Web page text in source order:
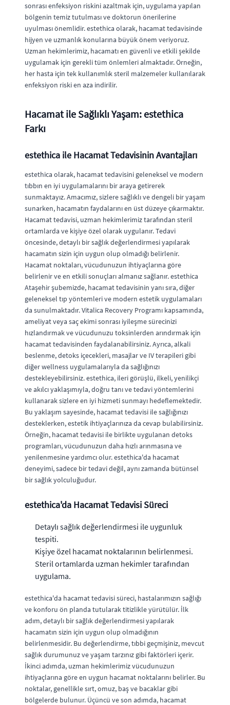
sonrası enfeksiyon riskini azaltmak için, uygulama yapılan
bölgenin temiz tutulması ve doktorun önerilerine
uyulması önemlidir. estethica olarak, hacamat tedavisinde
hijyen ve uzmanlık konularına büyük önem veriyoruz.
Uzman hekimlerimiz, hacamatı en güvenli ve etkili şekilde
uygulamak için gerekli tüm önlemleri almaktadır. Örneğin,
her hasta için tek kullanımlık steril malzemeler kullanılarak
enfeksiyon riski en aza indirilir.
Hacamat ile Sağlıklı Yaşam: estethica
Farkı
estethica ile Hacamat Tedavisinin Avantajları
estethica olarak, hacamat tedavisini geleneksel ve modern
tıbbın en iyi uygulamalarını bir araya getirerek
sunmaktayız. Amacımız, sizlere sağlıklı ve dengeli bir yaşam
sunarken, hacamatın faydalarını en üst düzeye çıkarmaktır.
Hacamat tedavisi, uzman hekimlerimiz tarafından steril
ortamlarda ve kişiye özel olarak uygulanır. Tedavi
öncesinde, detaylı bir sağlık değerlendirmesi yapılarak
hacamatın sizin için uygun olup olmadığı belirlenir.
Hacamat noktaları, vücudunuzun ihtiyaçlarına göre
belirlenir ve en etkili sonuçları almanız sağlanır. estethica
Ataşehir şubemizde, hacamat tedavisinin yanı sıra, diğer
geleneksel tıp yöntemleri ve modern estetik uygulamaları
da sunulmaktadır. Vitalica Recovery Programı kapsamında,
ameliyat veya saç ekimi sonrası iyileşme sürecinizi
hızlandırmak ve vücudunuzu toksinlerden arındırmak için
hacamat tedavisinden faydalanabilirsiniz. Ayrıca, alkali
beslenme, detoks içecekleri, masajlar ve IV terapileri gibi
diğer wellness uygulamalarıyla da sağlığınızı
destekleyebilirsiniz. estethica, ileri görüşlü, ilkeli, yenilikçi
ve akılcı yaklaşımıyla, doğru tanı ve tedavi yöntemlerini
kullanarak sizlere en iyi hizmeti sunmayı hedeflemektedir.
Bu yaklaşım sayesinde, hacamat tedavisi ile sağlığınızı
desteklerken, estetik ihtiyaçlarınıza da cevap bulabilirsiniz.
Örneğin, hacamat tedavisi ile birlikte uygulanan detoks
programları, vücudunuzun daha hızlı arınmasına ve
yenilenmesine yardımcı olur. estethica'da hacamat
deneyimi, sadece bir tedavi değil, aynı zamanda bütünsel
bir sağlık yolculuğudur.
estethica'da Hacamat Tedavisi Süreci
Detaylı sağlık değerlendirmesi ile uygunluk
tespiti.
Kişiye özel hacamat noktalarının belirlenmesi.
Steril ortamlarda uzman hekimler tarafından
uygulama.
estethica'da hacamat tedavisi süreci, hastalarımızın sağlığı
ve konforu ön planda tutularak titizlikle yürütülür. İlk
adım, detaylı bir sağlık değerlendirmesi yapılarak
hacamatın sizin için uygun olup olmadığının
belirlenmesidir. Bu değerlendirme, tıbbi geçmişiniz, mevcut
sağlık durumunuz ve yaşam tarzınız gibi faktörleri içerir.
İkinci adımda, uzman hekimlerimiz vücudunuzun
ihtiyaçlarına göre en uygun hacamat noktalarını belirler. Bu
noktalar, genellikle sırt, omuz, baş ve bacaklar gibi
bölgelerde bulunur. Üçüncü ve son adımda, hacamat